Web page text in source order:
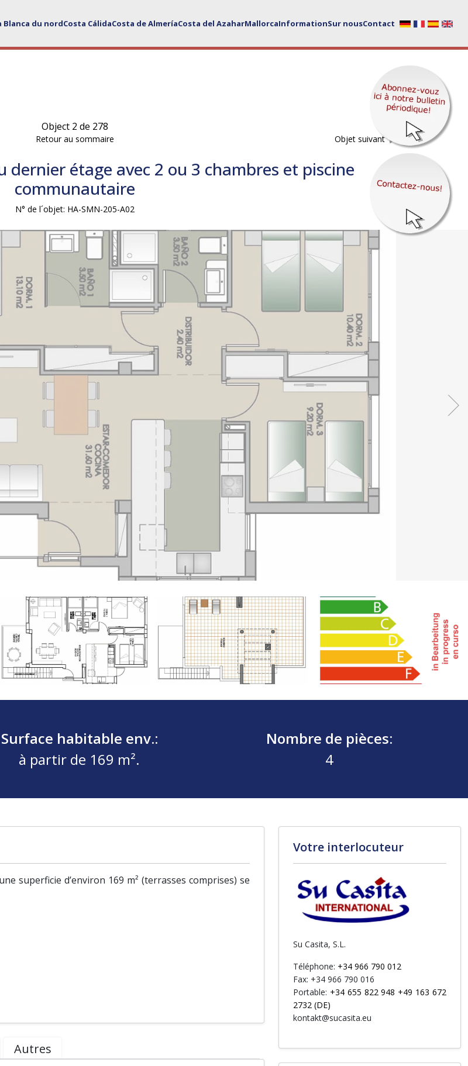
Blanca du nordCosta CálidaCosta de AlmeríaCosta del AzaharMallorcaInformationSur nousContact
Object 2 de 278
Objet suivant
Retour au sommaire
dernier étage avec 2 ou 3 chambres et piscine
communautaire
N° de l´objet: HA-SMN-205-A02
Surface habitable env.:
à partir de 169 m².
Nombre de pièces:
4
superficie d’environ 169 m² (terrasses comprises) se
Autres
Votre interlocuteur
Su Casita, S.L.
Téléphone: +34 966 790 012
Fax: +34 966 790 016
Portable: +34 655 822 948 +49 163 672
2732 (DE)
kontakt@sucasita.eu